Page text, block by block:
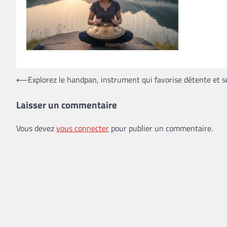
Navigation
l’article
⟵Explorez le handpan, instrument qui favorise détente et
Laisser un commentaire
Vous devezvous connecter pour publier un commentaire.